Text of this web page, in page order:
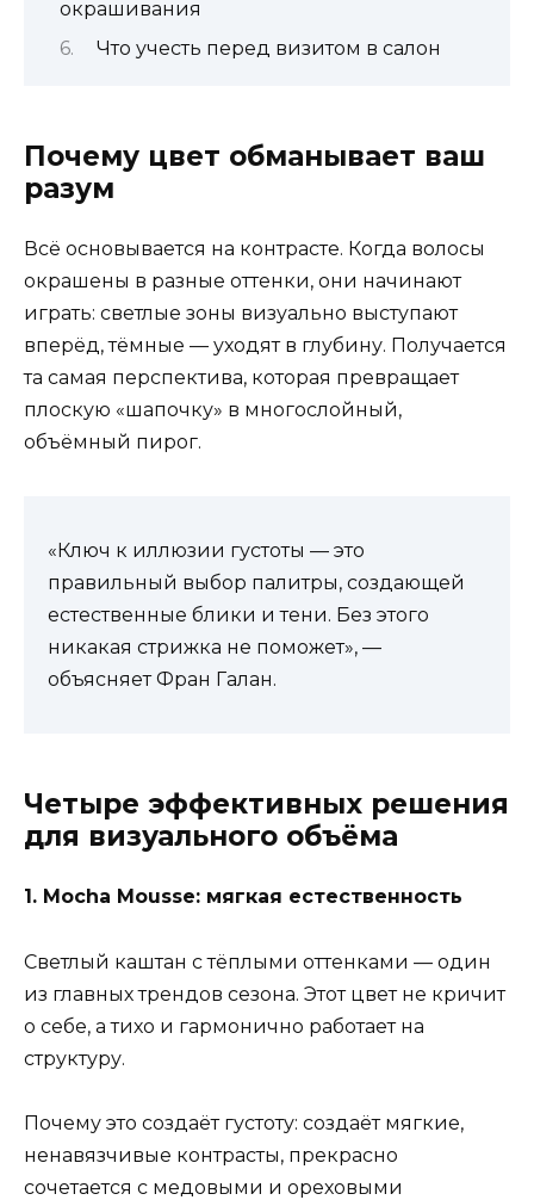
окрашивания
Что учесть перед визитом в салон
Почему цвет обманывает ваш
разум
Всё основывается на контрасте. Когда волосы
окрашены в разные оттенки, они начинают
играть: светлые зоны визуально выступают
вперёд, тёмные — уходят в глубину. Получается
та самая перспектива, которая превращает
плоскую «шапочку» в многослойный,
объёмный пирог.
«Ключ к иллюзии густоты — это
правильный выбор палитры, создающей
естественные блики и тени. Без этого
никакая стрижка не поможет», —
объясняет Фран Галан.
Четыре эффективных решения
для визуального объёма
1. Mocha Mousse: мягкая естественность
Светлый каштан с тёплыми оттенками — один
из главных трендов сезона. Этот цвет не кричит
о себе, а тихо и гармонично работает на
структуру.
Почему это создаёт густоту: создаёт мягкие,
ненавязчивые контрасты, прекрасно
сочетается с медовыми и ореховыми